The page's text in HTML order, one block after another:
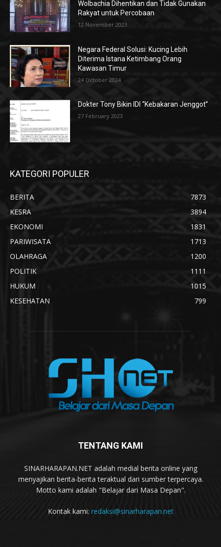
Wolbachia Dihentikan dan Tidak Gunakan
Rakyat untuk Percobaan
12 November 2023
Negara Federal Solusi: Kucing Lebih
Diterima Istana Ketimbang Orang
Kawasan Timur
24 October 2024
Dokter Tony Bikin IDI “Kebakaran Jenggot”
27 February 2023
KATEGORI POPULER
BERITA
7873
KESRA
3894
EKONOMI
1831
PARIWISATA
1713
OLAHRAGA
1200
POLITIK
1111
HUKUM
1015
KESEHATAN
799
TENTANG KAMI
SINARHARAPAN.NET adalah medial berita online yang
menyajikan berita-berita teraktual dari sumber terpercaya.
Motto kami adalah "Belajar dari Masa Depan".
Kontak kami: redaksi@sinarharapan.net